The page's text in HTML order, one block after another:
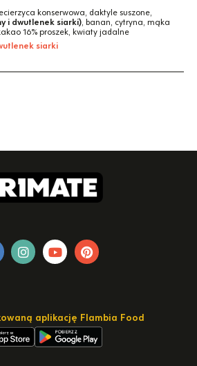
konserwowa, daktyle suszone,
i dwutlenek siarki), banan, cytryna, mąka
16% proszek, kwiaty jadalne
siarki
aplikację Flambia Food